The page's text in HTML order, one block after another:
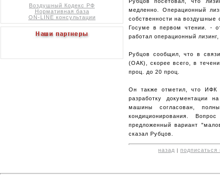
Воздушный Кодекс РФ
Нормативная база
ON-LINE консультации
Рубцов посетовал, что
медленно. Операционный
собственности на воздушные
Госуме в первом чтении. -
работал операционный
Рубцов сообщил, что в
(ОАК), скорее всего, в
проц. до 20 проц.
Он также отметил, что ИФК
разработку документации
машины согласован,
кондиционирования.
предложенный вариант
сказал Рубцов.
назад подписаться